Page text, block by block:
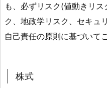
も、必ずリスク(値動きリ
ク、地政学リスク、セキュ
自己責任の原則に基づいて
株式